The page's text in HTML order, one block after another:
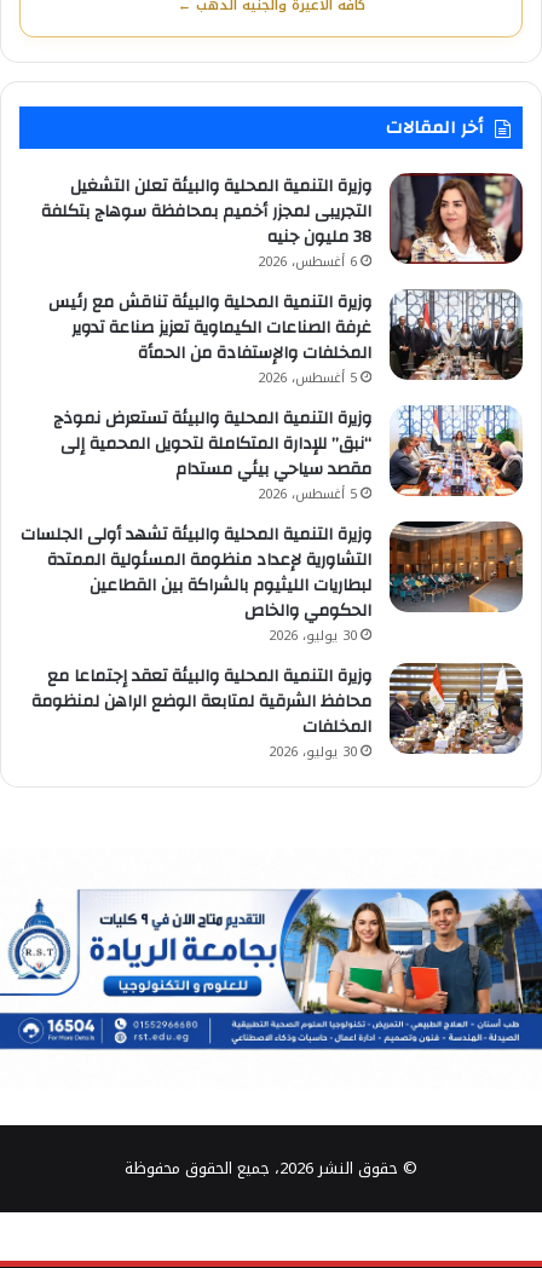
أخر المقالات
وزيرة التنمية المحلية والبيئة تعلن التشغيل
التجريبى لمجزر أخميم بمحافظة سوهاج بتكلفة
38 مليون جنيه
6 أغسطس، 2026
وزيرة التنمية المحلية والبيئة تناقش مع رئيس
غرفة الصناعات الكيماوية تعزيز صناعة تدوير
المخلفات والإستفادة من الحمأة
5 أغسطس، 2026
وزيرة التنمية المحلية والبيئة تستعرض نموذج
“نبق” للإدارة المتكاملة لتحويل المحمية إلى
مقصد سياحي بيئي مستدام
5 أغسطس، 2026
وزيرة التنمية المحلية والبيئة تشهد أولى الجلسات
التشاورية لإعداد منظومة المسئولية الممتدة
لبطاريات الليثيوم بالشراكة بين القطاعين
الحكومي والخاص
30 يوليو، 2026
وزيرة التنمية المحلية والبيئة تعقد إجتماعا مع
محافظ الشرقية لمتابعة الوضع الراهن لمنظومة
المخلفات
30 يوليو، 2026
© حقوق النشر 2026، جميع الحقوق محفوظة